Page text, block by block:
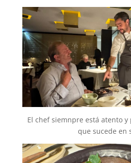
El chef siemnpre está atento
que sucede en